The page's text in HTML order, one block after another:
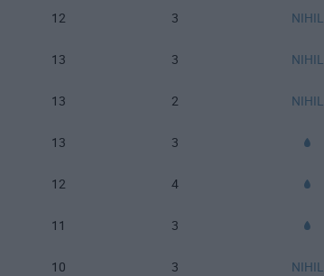
12 3 NIHIL
13 3 NIHIL
13 2 NIHIL
13 3
12 4
11 3
10 3 NIHIL